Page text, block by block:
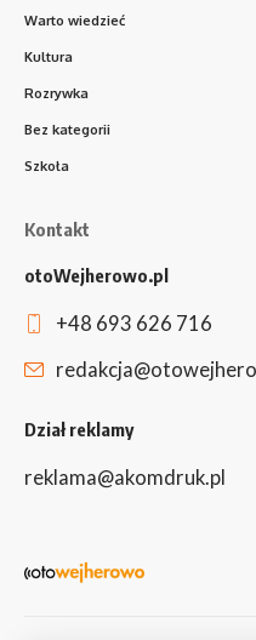
Warto wiedzieć
Kultura
Rozrywka
Bez kategorii
Szkoła
Kontakt
otoWejherowo.pl
+48 693 626 716
Dział reklamy
reklama@akomdruk.pl